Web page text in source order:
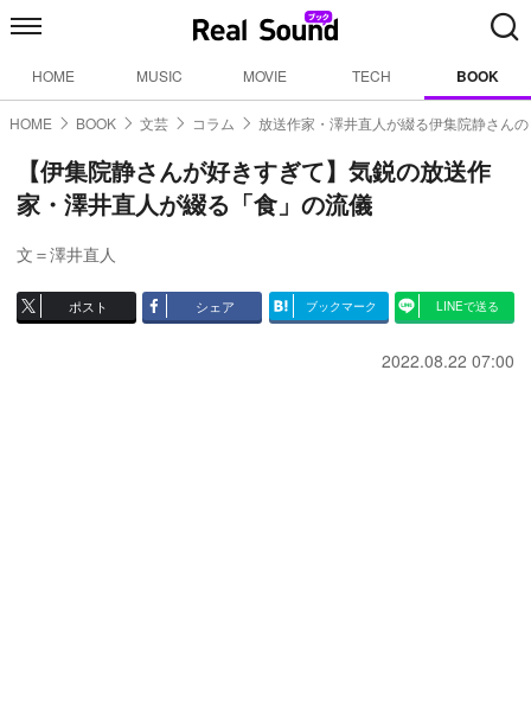
HOME MUSIC MOVIE TECH BOOK
HOME BOOK 文芸 コラム 放送作家・澤井直人が綴る伊集院静さん
【伊集院静さんが好きすぎて】気鋭の放送作
家・澤井直人が綴る「食」の流儀
文＝澤井直人
ポスト シェア ブックマーク LINEで送る
2022.08.22 07:00